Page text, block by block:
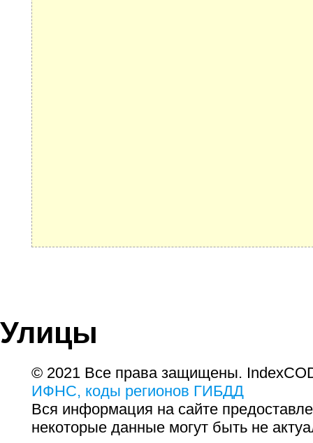
Улицы
© 2021 Все права защищены.
ИФНС, коды регионов ГИБДД
Вся информация на сайте
некоторые данные могут быть не